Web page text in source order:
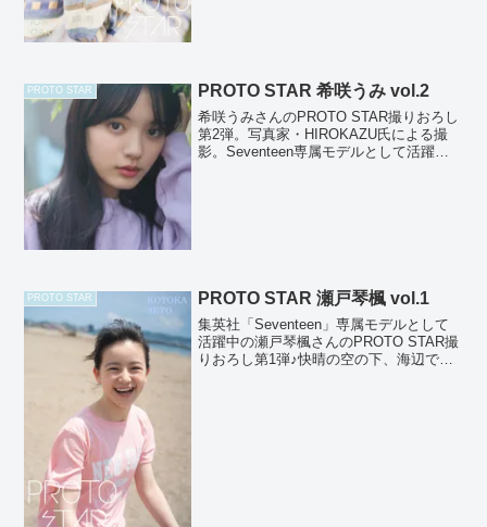
PROTO STAR PROTO STAR 希咲うみ vol.2
希咲うみさんのPROTO STAR撮りおろし
第2弾。写真家・HIROKAZU氏による撮
影。Seventeen専属モデルとして活躍中
PROTO STAR PROTO STAR 瀬戸琴楓 vol.1
集英社「Seventeen」専属モデルとして
活躍中の瀬戸琴楓さんのPROTO STAR撮
りおろし第1弾♪快晴の空の下、海辺での